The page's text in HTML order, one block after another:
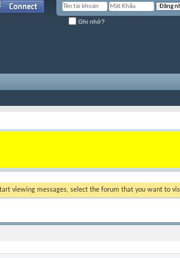
Ghi nhớ?
viewing messages, select the forum that you want to